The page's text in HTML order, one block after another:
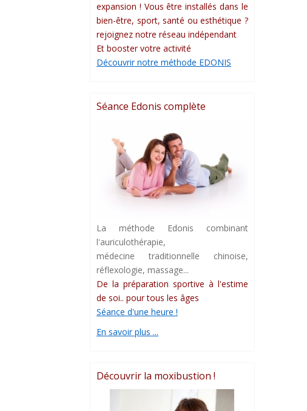
expansion ! Vous être installés dans le
bien-être, sport, santé ou esthétique ?
rejoignez notre réseau indépendant
Et booster votre activité
Découvrir notre méthode EDONIS
Séance Edonis complète
La méthode Edonis combinant
l'auriculothérapie,
médecine traditionnelle chinoise,
réflexologie, massage...
De la préparation sportive à l'estime
de soi.. pour tous les âges
Séance d'une heure !
En savoir plus ...
Découvrir la moxibustion !